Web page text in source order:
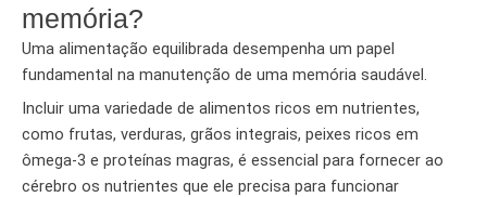
memória?
Uma alimentação equilibrada desempenha um papel
fundamental na manutenção de uma memória saudável.
Incluir uma variedade de alimentos ricos em nutrientes,
como frutas, verduras, grãos integrais, peixes ricos em
ômega-3 e proteínas magras, é essencial para fornecer ao
cérebro os nutrientes que ele precisa para funcionar